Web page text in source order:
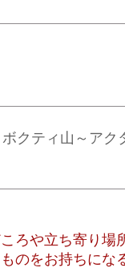
クティ山～アク
ろや立ち寄り場
のをお持ちにな